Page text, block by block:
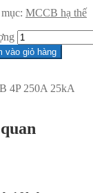
MCCB hạ thế
vào giỏ hàng
4P 250A 25kA